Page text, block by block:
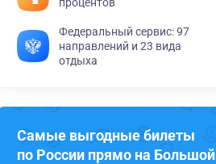
Федеральный сервис: 97
направлений и 23 вида
отдыха
Самые выгодные билеты
по России прямо на Большой